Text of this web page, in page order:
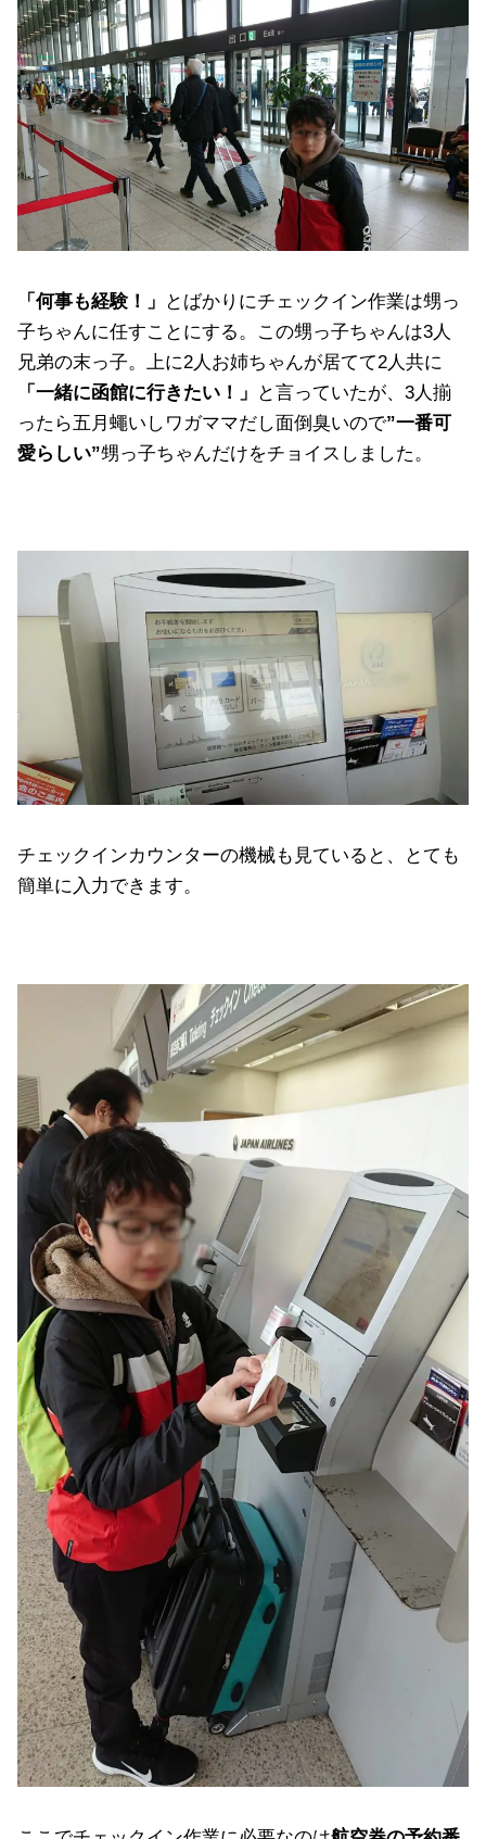
「何事も経験！」
とばかりにチェックイン作業は甥っ
子ちゃんに任すことにする。この甥っ子ちゃんは3人
兄弟の末っ子。上に2人お姉ちゃんが居てて2人共に
「一緒に函館に行きたい！」
と言っていたが、3人揃
ったら五月蠅いしワガママだし面倒臭いので”一番可
愛らしい”甥っ子ちゃんだけをチョイスしました。
チェックインカウンターの機械も見ていると、とても
簡単に入力できます。